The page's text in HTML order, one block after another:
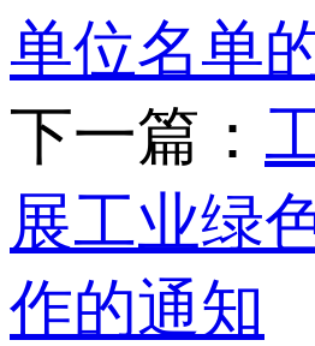
单位名单
下一篇：
展工业绿
作的通知